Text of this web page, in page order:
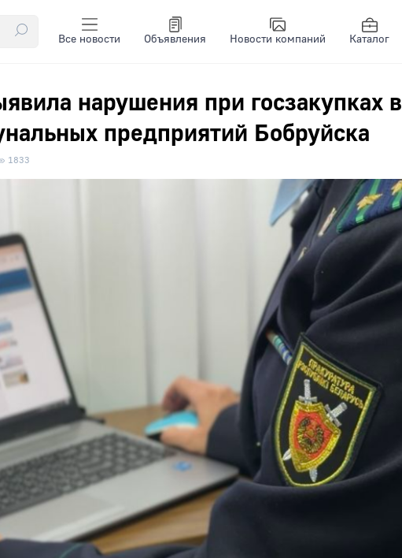
Все новости Объявления Новости компаний Каталог
нарушения при госзакупках в
предприятий Бобруйска
1833